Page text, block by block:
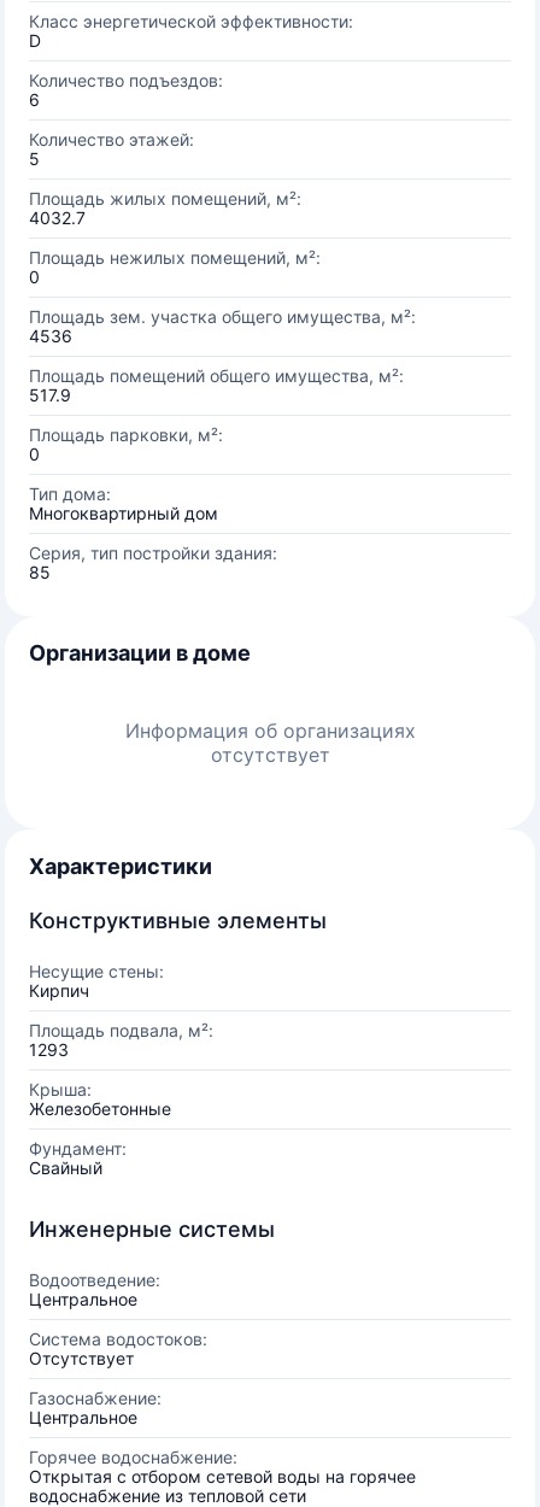
Класс энергетической эффективности:
D
Количество подъездов:
6
Количество этажей:
5
Площадь жилых помещений, м²:
4032.7
Площадь нежилых помещений, м²:
0
Площадь зем. участка общего имущества, м²:
4536
Площадь помещений общего имущества, м²:
517.9
Площадь парковки, м²:
0
Тип дома:
Многоквартирный дом
Серия, тип постройки здания:
85
Организации в доме
Информация об организациях
отсутствует
Характеристики
Конструктивные элементы
Несущие стены:
Кирпич
Площадь подвала, м²:
1293
Крыша:
Железобетонные
Фундамент:
Свайный
Инженерные системы
Водоотведение:
Центральное
Система водостоков:
Отсутствует
Газоснабжение:
Центральное
Горячее водоснабжение:
Открытая с отбором сетевой воды на горячее
водоснабжение из тепловой сети